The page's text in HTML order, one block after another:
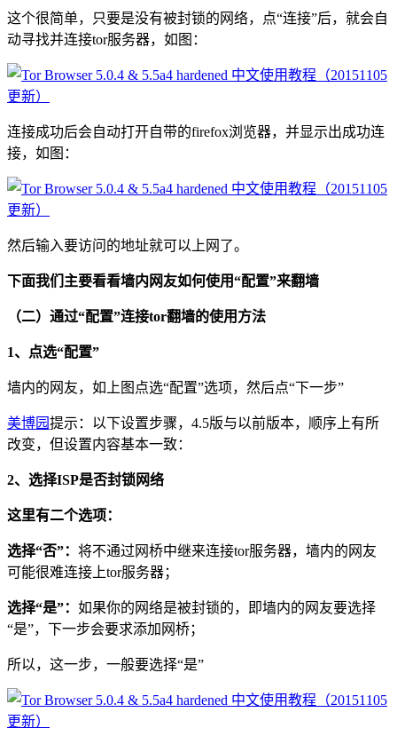
这个很简单，只要是没有被封锁的网络，点“连接”后，就会自
动寻找并连接tor服务器，如图：
连接成功后会自动打开自带的firefox浏览器，并显示出成功连
接，如图：
然后输入要访问的地址就可以上网了。
下面我们主要看看墙内网友如何使用“配置”来翻墙
（二）通过“配置”连接tor翻墙的使用方法
1、点选“配置”
墙内的网友，如上图点选“配置”选项，然后点“下一步”
美博园提示：以下设置步骤，4.5版与以前版本，顺序上有所
改变，但设置内容基本一致：
2、选择ISP是否封锁网络
这里有二个选项：
选择“否”： 将不通过网桥中继来连接tor服务器，墙内的网友
可能很难连接上tor服务器；
选择“是”： 如果你的网络是被封锁的，即墙内的网友要选择
“是”，下一步会要求添加网桥；
所以，这一步，一般要选择“是”